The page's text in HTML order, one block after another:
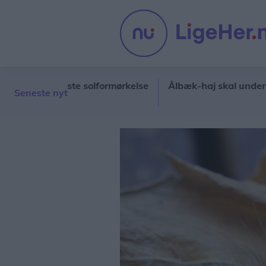
Seneste nyt
største solformørkelse Ålbæk-haj skal undersøges